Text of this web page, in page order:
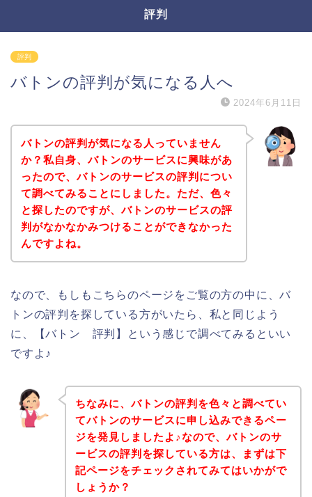
評判
評判
バトンの評判が気になる人へ
2024年6月11日
バトンの評判が気になる人っていません
か？私自身、バトンのサービスに興味があ
ったので、バトンのサービスの評判につい
て調べてみることにしました。ただ、色々
と探したのですが、バトンのサービスの評
判がなかなかみつけることができなかった
んですよね。
なので、もしもこちらのページをご覧の方の中に、バ
トンの評判を探している方がいたら、私と同じよう
に、【バトン 評判】という感じで調べてみるといい
ですよ♪
ちなみに、バトンの評判を色々と調べてい
てバトンのサービスに申し込みできるペー
ジを発見しましたよ♪なので、バトンのサ
ービスの評判を探している方は、まずは下
記ページをチェックされてみてはいかがで
しょうか？